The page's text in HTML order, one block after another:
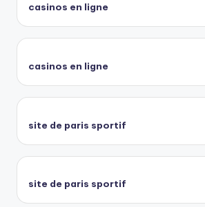
casinos en ligne
casinos en ligne
site de paris sportif
site de paris sportif